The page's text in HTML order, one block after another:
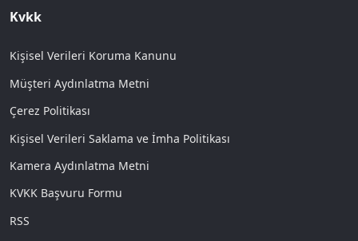
Kvkk
Kişisel Verileri Koruma Kanunu
Müşteri Aydınlatma Metni
Çerez Politikası
Kişisel Verileri Saklama ve İmha Politikası
Kamera Aydınlatma Metni
KVKK Başvuru Formu
RSS